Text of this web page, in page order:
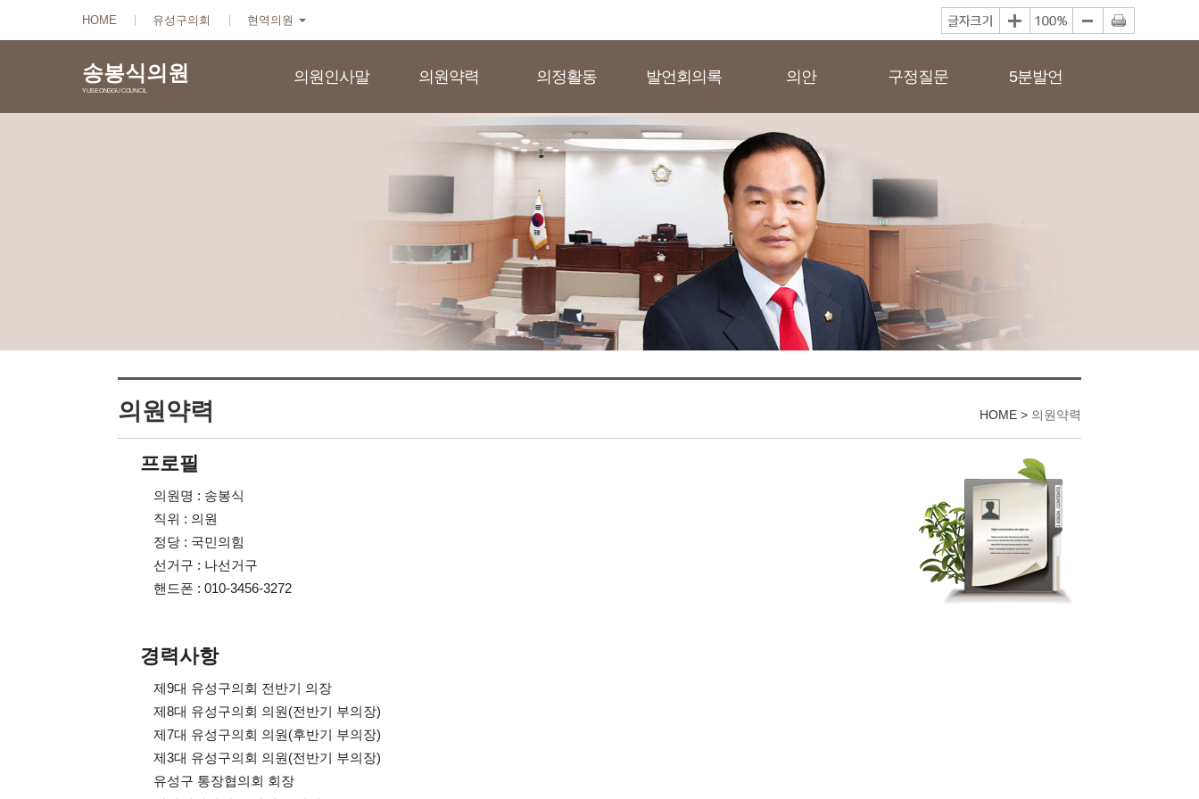
송봉식의원
YUSEONGGU COUNCIL
HOME 유성구의회 현역의원
의원인사말 의원약력 의정활동 발언회의록 의안 구정질문 5분발언
의원약력 HOME > 의원약력
프로필
의원명 : 송봉식
직위 : 의원
정당 : 국민의힘
선거구 : 나선거구
핸드폰 : 010-3456-3272
경력사항
제9대 유성구의회 전반기 의장
제8대 유성구의회 의원(전반기 부의장)
제7대 유성구의회 의원(후반기 부의장)
제3대 유성구의회 의원(전반기 부의장)
유성구 통장협의회 회장